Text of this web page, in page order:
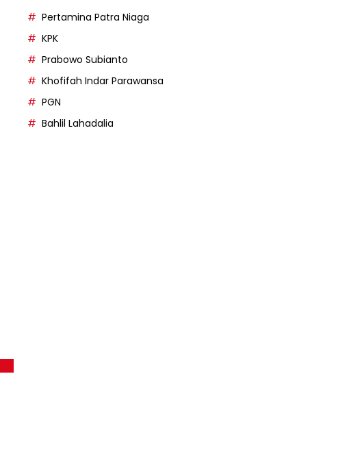
Pertamina Patra Niaga
KPK
Prabowo Subianto
Khofifah Indar Parawansa
PGN
Bahlil Lahadalia